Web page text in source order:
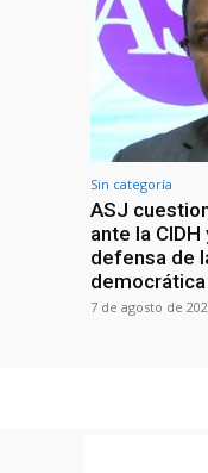
Sin categoría
ASJ
ante la
defensa de
democrática
7 de agosto de